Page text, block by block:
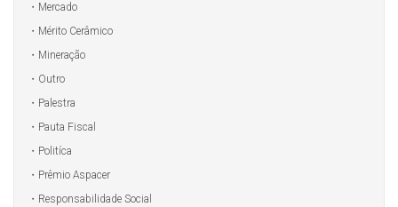
Mercado
Mérito Cerâmico
Mineração
Outro
Palestra
Pauta Fiscal
Politíca
Prêmio Aspacer
Responsabilidade Social